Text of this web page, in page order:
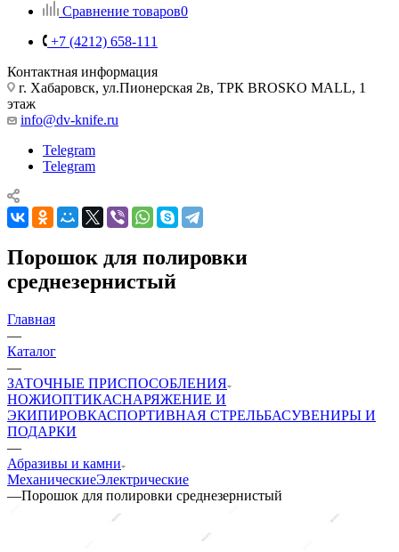
Сравнение товаров0
+7 (4212) 658-111
Контактная информация
г. Хабаровск, ул.Пионерская 2в, ТРК BROSKO MALL, 1
этаж
info@dv-knife.ru
Telegram
Telegram
Порошок для полировки
среднезернистый
Главная
—
Каталог
—
ЗАТОЧНЫЕ ПРИСПОСОБЛЕНИЯ
НОЖИОПТИКАСНАРЯЖЕНИЕ И
ЭКИПИРОВКАСПОРТИВНАЯ СТРЕЛЬБАСУВЕНИРЫ И
ПОДАРКИ
—
Абразивы и камни
МеханическиеЭлектрические
—Порошок для полировки среднезернистый